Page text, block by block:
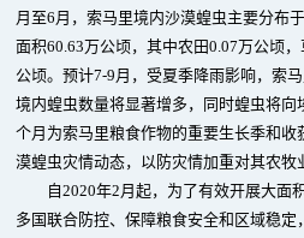
月至6月，索马里境内沙漠蝗虫主要分布
面积60.63万公顷，其中农田0.07万公顷
公顷。预计7-9月，受夏季降雨影响，索
境内蝗虫数量将显著增多，同时蝗虫将向
个月为索马里粮食作物的重要生长季和
漠蝗虫灾情动态，以防灾情加重对其农牧
自2020年2月起，为了有效开展大面
多国联合防控、保障粮食安全和区域稳定